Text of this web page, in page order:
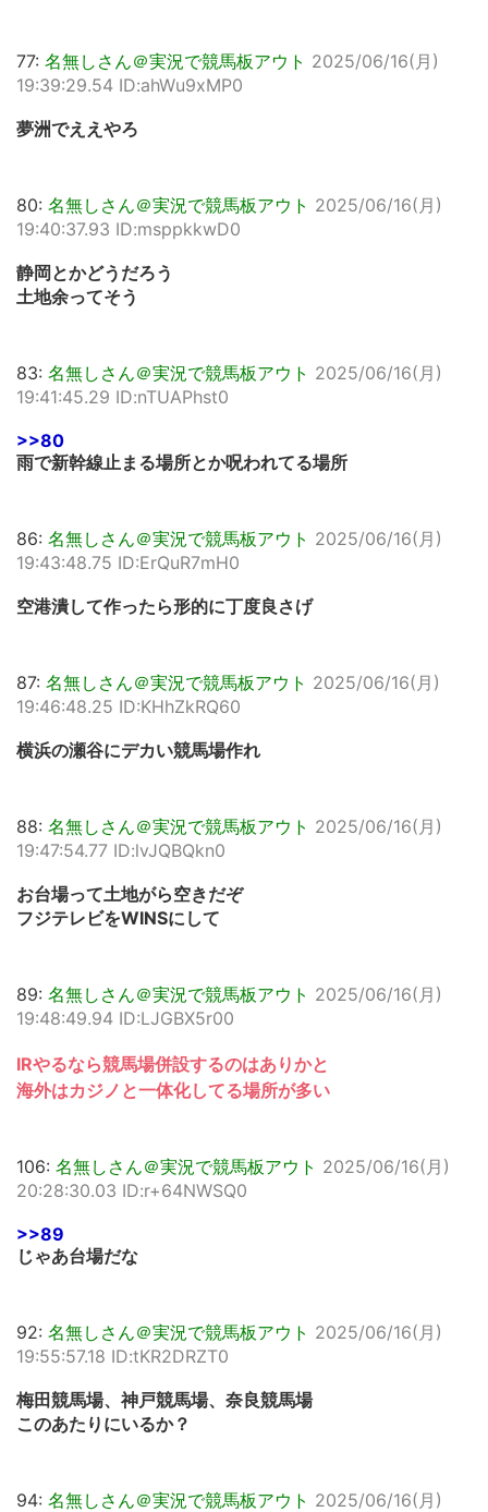
77: 名無しさん＠実況で競馬板アウト 2025/06/16(月)
19:39:29.54 ID:ahWu9xMP0
夢洲でええやろ
80: 名無しさん＠実況で競馬板アウト 2025/06/16(月)
19:40:37.93 ID:msppkkwD0
静岡とかどうだろう
土地余ってそう
83: 名無しさん＠実況で競馬板アウト 2025/06/16(月)
19:41:45.29 ID:nTUAPhst0
>>80
雨で新幹線止まる場所とか呪われてる場所
86: 名無しさん＠実況で競馬板アウト 2025/06/16(月)
19:43:48.75 ID:ErQuR7mH0
空港潰して作ったら形的に丁度良さげ
87: 名無しさん＠実況で競馬板アウト 2025/06/16(月)
19:46:48.25 ID:KHhZkRQ60
横浜の瀬谷にデカい競馬場作れ
88: 名無しさん＠実況で競馬板アウト 2025/06/16(月)
19:47:54.77 ID:lvJQBQkn0
お台場って土地がら空きだぞ
フジテレビをWINSにして
89: 名無しさん＠実況で競馬板アウト 2025/06/16(月)
19:48:49.94 ID:LJGBX5r00
IRやるなら競馬場併設するのはありかと
海外はカジノと一体化してる場所が多い
106: 名無しさん＠実況で競馬板アウト 2025/06/16(月)
20:28:30.03 ID:r+64NWSQ0
>>89
じゃあ台場だな
92: 名無しさん＠実況で競馬板アウト 2025/06/16(月)
19:55:57.18 ID:tKR2DRZT0
梅田競馬場、神戸競馬場、奈良競馬場
このあたりにいるか？
94: 名無しさん＠実況で競馬板アウト 2025/06/16(月)